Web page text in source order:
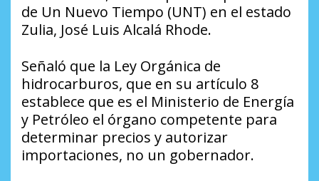
de Un Nuevo Tiempo (UNT) en el estado
Zulia, José Luis Alcalá Rhode.
Señaló que la Ley Orgánica de
hidrocarburos, que en su artículo 8
establece que es el Ministerio de Energía
y Petróleo el órgano competente para
determinar precios y autorizar
importaciones, no un gobernador.